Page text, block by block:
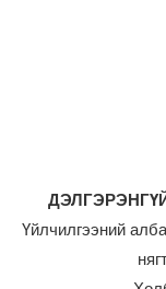
Үйлчилгээний